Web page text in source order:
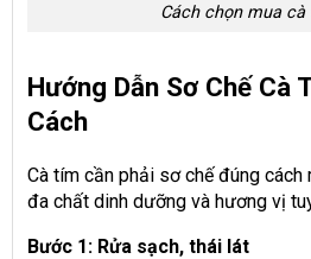
Cách chọn mua
Hướng Dẫn Sơ Chế Cà
Cách
Cà tím cần phải sơ chế đúng
đa chất dinh dưỡng và hương vị
Bước 1: Rửa sạch, thái lát